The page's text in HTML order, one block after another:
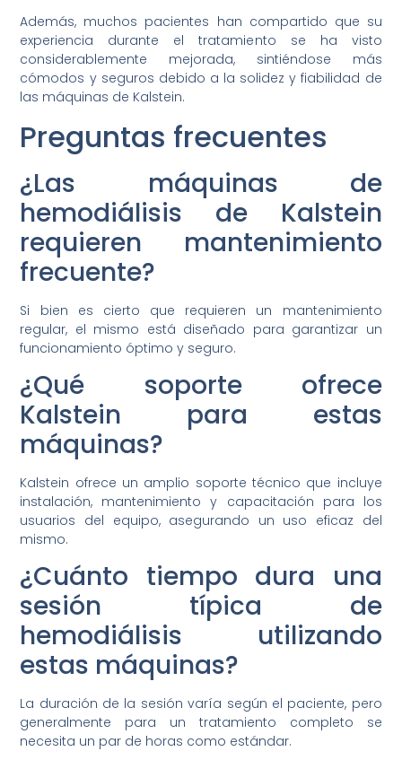
Además, muchos pacientes han compartido que su
experiencia durante el tratamiento se ha visto
considerablemente mejorada, sintiéndose más
cómodos y seguros debido a la solidez y fiabilidad de
las máquinas de Kalstein.
Preguntas frecuentes
¿Las máquinas de
hemodiálisis de Kalstein
requieren mantenimiento
frecuente?
Si bien es cierto que requieren un mantenimiento
regular, el mismo está diseñado para garantizar un
funcionamiento óptimo y seguro.
¿Qué soporte ofrece
Kalstein para estas
máquinas?
Kalstein ofrece un amplio soporte técnico que incluye
instalación, mantenimiento y capacitación para los
usuarios del equipo, asegurando un uso eficaz del
mismo.
¿Cuánto tiempo dura una
sesión típica de
hemodiálisis utilizando
estas máquinas?
La duración de la sesión varía según el paciente, pero
generalmente para un tratamiento completo se
necesita un par de horas como estándar.